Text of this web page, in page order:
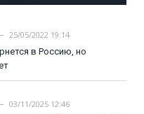
25/05/2022 19:14
в Россию, но
03/11/2025 12:46